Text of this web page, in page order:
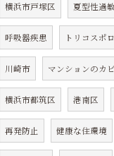
横浜市戸塚区 夏型性過
呼吸器疾患 トリコスポ
川崎市 マンションのカビ
横浜市都筑区 港南区
再発防止 健康な住環境